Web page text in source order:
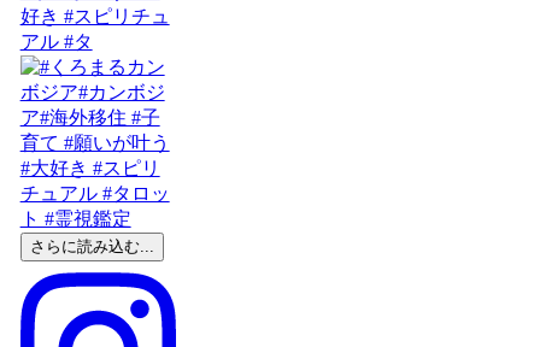
好き #スピリチュ
アル #タ
さらに読み込む...